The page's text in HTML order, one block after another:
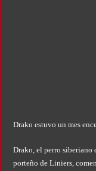
Drako estuvo un mes
Drako, el perro siberiano
porteño de Liniers,